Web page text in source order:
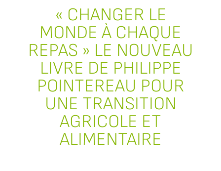
« CHANGER LE
MONDE À CHAQUE
REPAS » LE NOUVEAU
LIVRE DE PHILIPPE
POINTEREAU POUR
UNE TRANSITION
AGRICOLE ET
ALIMENTAIRE